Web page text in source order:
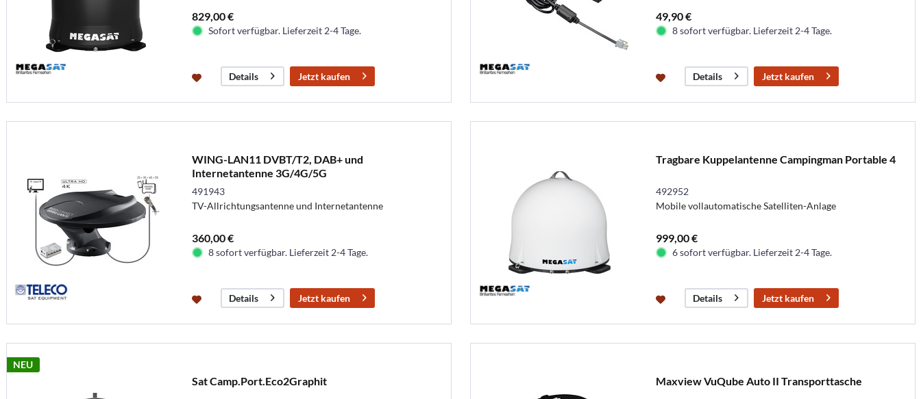
829,00 €
Sofort verfügbar. Lieferzeit 2-4 Tage.
Details Jetzt kaufen
49,90 €
8 sofort verfügbar. Lieferzeit 2-4 Tage.
Details Jetzt kaufen
WING-LAN11 DVBT/T2, DAB+ und
Internetantenne 3G/4G/5G
491943
TV-Allrichtungsantenne und Internetantenne
360,00 €
8 sofort verfügbar. Lieferzeit 2-4 Tage.
Details Jetzt kaufen
Tragbare Kuppelantenne Campingman Portable 4
492952
Mobile vollautomatische Satelliten-Anlage
999,00 €
6 sofort verfügbar. Lieferzeit 2-4 Tage.
Details Jetzt kaufen
NEU
Sat Camp.Port.Eco2Graphit Maxview VuQube Auto II Transporttasche